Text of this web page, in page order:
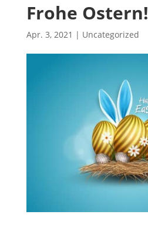
Frohe Ostern!
Apr. 3, 2021 | Uncategorized